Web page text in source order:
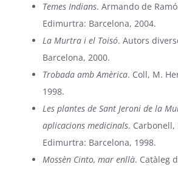
Temes Indians. Armando de
Edimurtra: Barcelona, 2004.
La Murtra i el Toisó. Autors
Barcelona, 2000.
Trobada amb Amèrica. Coll, M.
1998.
Les plantes de Sant Jeroni de la
aplicacions medicinals. Carbonell,
Edimurtra: Barcelona, 1998.
Mossèn Cinto, mar enllà. Catàleg